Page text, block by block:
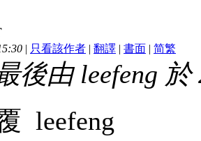
| 只看該作者 | 翻譯 | 書面 | 简繁
後由 leefeng 於
leefeng